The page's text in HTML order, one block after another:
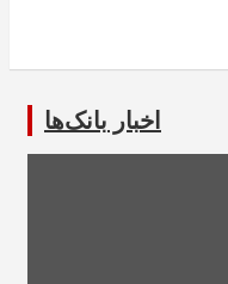
اخبار بانک‌ها